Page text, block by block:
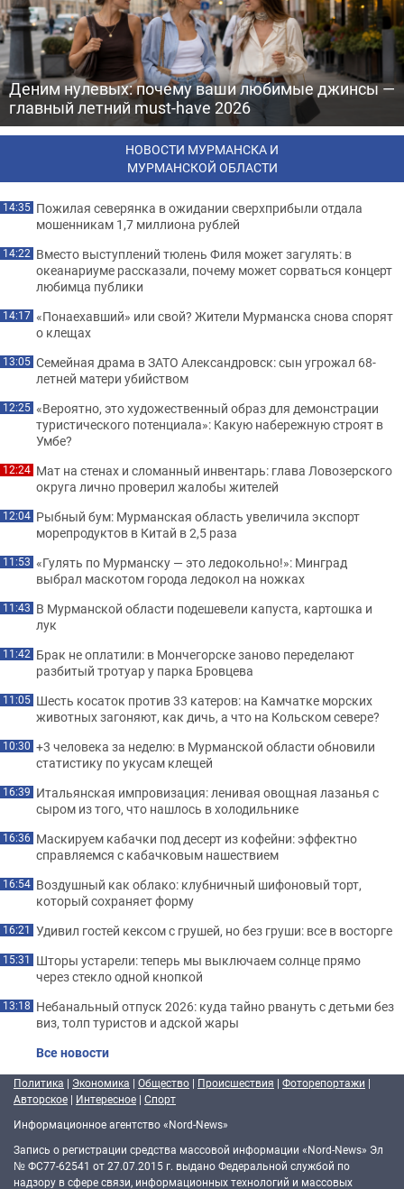
Деним нулевых: почему ваши любимые джинсы —
главный летний must-have 2026
НОВОСТИ МУРМАНСКА И
МУРМАНСКОЙ ОБЛАСТИ
14:35 Пожилая северянка в ожидании сверхприбыли отдала
мошенникам 1,7 миллиона рублей
14:22 Вместо выступлений тюлень Филя может загулять: в
океанариуме рассказали, почему может сорваться концерт
любимца публики
14:17 «Понаехавший» или свой? Жители Мурманска снова спорят
о клещах
13:05 Семейная драма в ЗАТО Александровск: сын угрожал 68-
летней матери убийством
12:25 «Вероятно, это художественный образ для демонстрации
туристического потенциала»: Какую набережную строят в
Умбе?
12:24 Мат на стенах и сломанный инвентарь: глава Ловозерского
округа лично проверил жалобы жителей
12:04 Рыбный бум: Мурманская область увеличила экспорт
морепродуктов в Китай в 2,5 раза
11:53 «Гулять по Мурманску — это ледокольно!»: Минград
выбрал маскотом города ледокол на ножках
11:43 В Мурманской области подешевели капуста, картошка и
лук
11:42 Брак не оплатили: в Мончегорске заново переделают
разбитый тротуар у парка Бровцева
11:05 Шесть косаток против 33 катеров: на Камчатке морских
животных загоняют, как дичь, а что на Кольском севере?
10:30 +3 человека за неделю: в Мурманской области обновили
статистику по укусам клещей
16:39 Итальянская импровизация: ленивая овощная лазанья с
сыром из того, что нашлось в холодильнике
16:36 Маскируем кабачки под десерт из кофейни: эффектно
справляемся с кабачковым нашествием
16:54 Воздушный как облако: клубничный шифоновый торт,
который сохраняет форму
16:21 Удивил гостей кексом с грушей, но без груши: все в восторге
15:31 Шторы устарели: теперь мы выключаем солнце прямо
через стекло одной кнопкой
13:18 Небанальный отпуск 2026: куда тайно рвануть с детьми без
виз, толп туристов и адской жары
Все новости
Политика | Экономика | Общество | Происшествия | Фоторепортажи |
Авторское | Интересное | Спорт
Информационное агентство «Nord-News»
Запись о регистрации средства массовой информации «Nord-News» Эл
№ ФС77-62541 от 27.07.2015 г. выдано Федеральной службой по
надзору в сфере связи, информационных технологий и массовых